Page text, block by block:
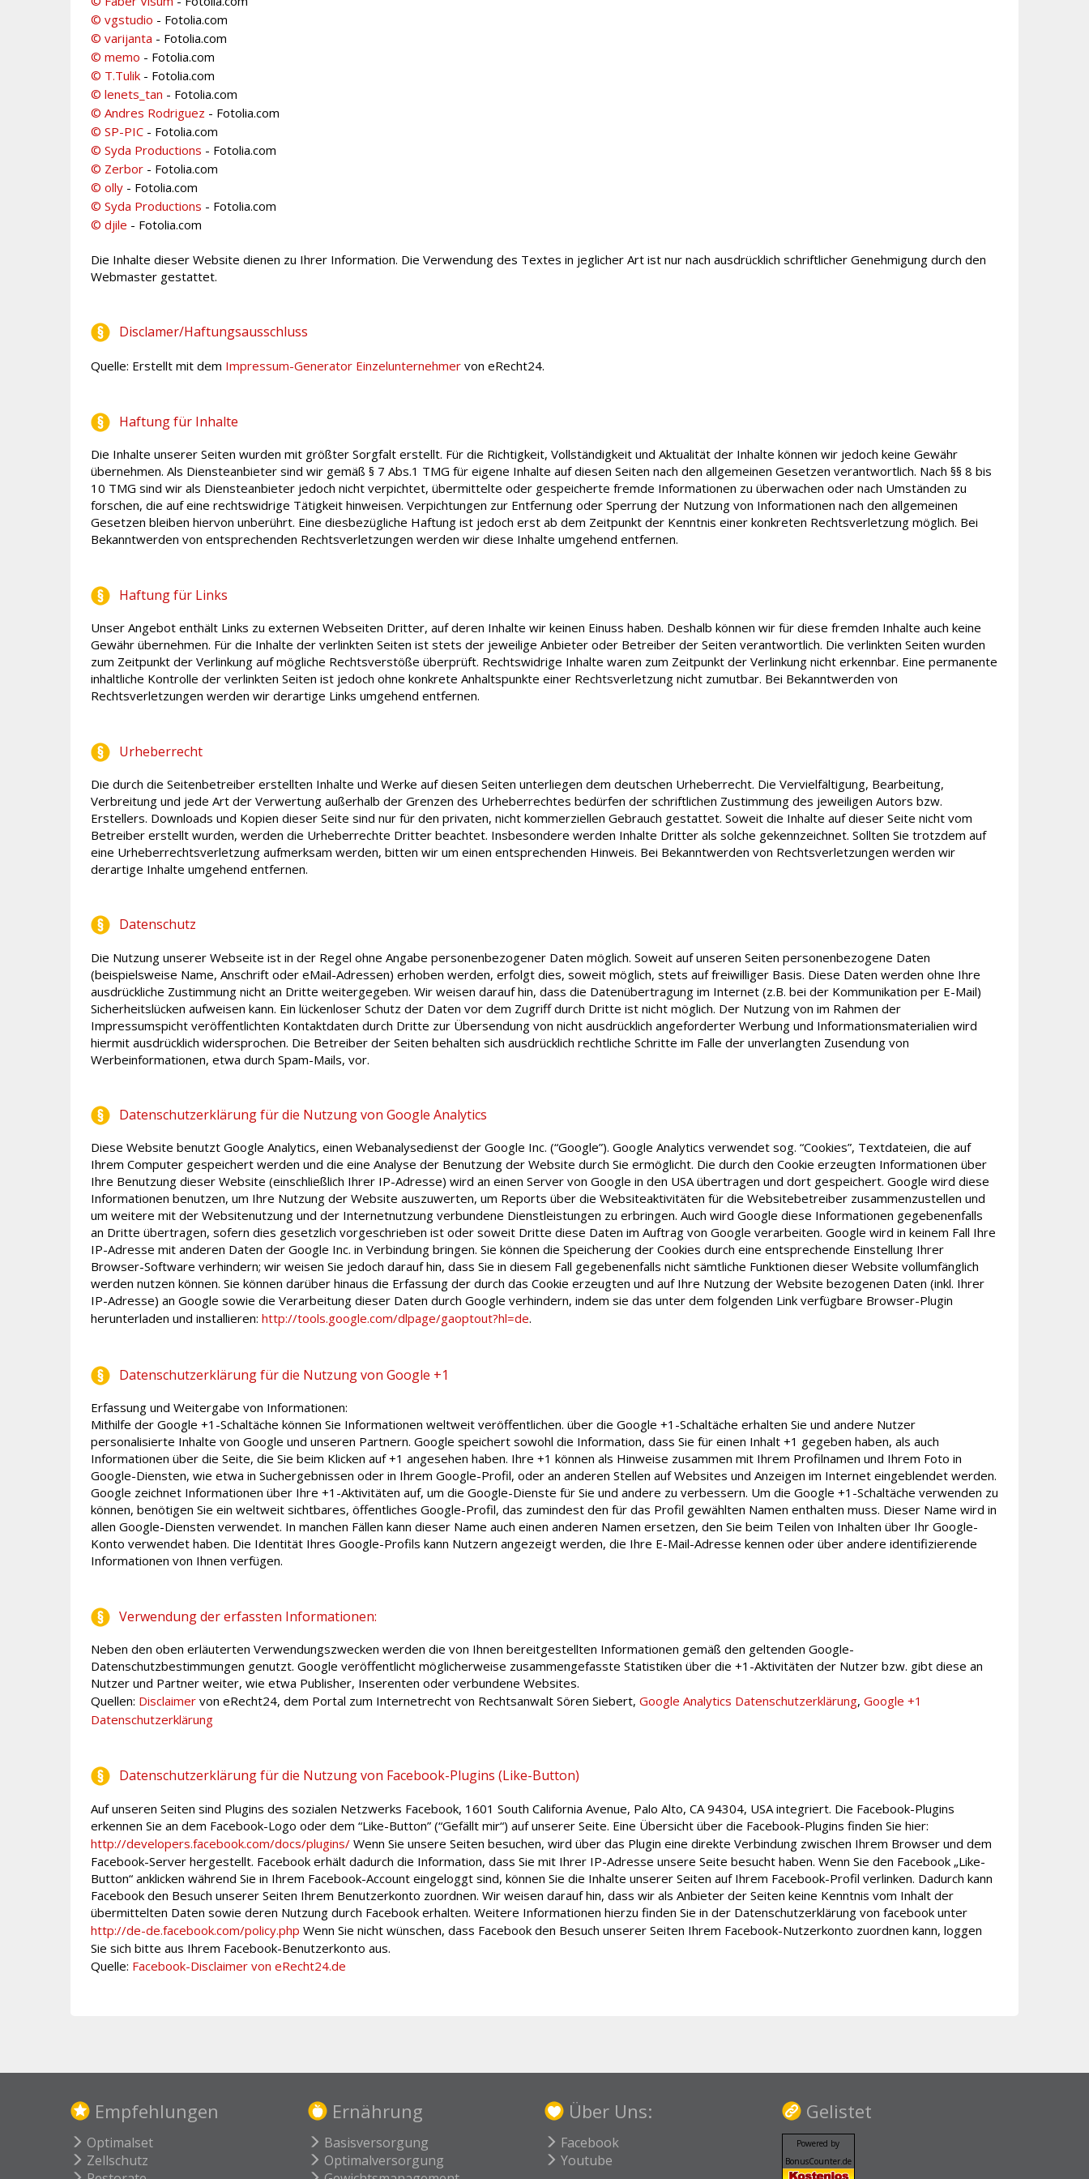
© vgstudio - Fotolia.com
© varijanta - Fotolia.com
© memo - Fotolia.com
© T.Tulik - Fotolia.com
© lenets_tan - Fotolia.com
© Andres Rodriguez - Fotolia.com
© SP-PIC - Fotolia.com
© Syda Productions - Fotolia.com
© Zerbor - Fotolia.com
© olly - Fotolia.com
© Syda Productions - Fotolia.com
© djile - Fotolia.com
Die Inhalte dieser Website dienen zu Ihrer Information. Die Verwendung des Textes in jeglicher Art ist nur nach ausdrücklich schriftlicher Genehmigung durch den
Webmaster gestattet.
Disclamer/Haftungsausschluss
Quelle: Erstellt mit dem Impressum-Generator Einzelunternehmer von eRecht24.
Haftung für Inhalte
Die Inhalte unserer Seiten wurden mit größter Sorgfalt erstellt. Für die Richtigkeit, Vollständigkeit und Aktualität der Inhalte können wir jedoch keine Gewähr
übernehmen. Als Diensteanbieter sind wir gemäß § 7 Abs.1 TMG für eigene Inhalte auf diesen Seiten nach den allgemeinen Gesetzen verantwortlich. Nach §§ 8 bis
10 TMG sind wir als Diensteanbieter jedoch nicht verpflichtet, übermittelte oder gespeicherte fremde Informationen zu überwachen oder nach Umständen zu
forschen, die auf eine rechtswidrige Tätigkeit hinweisen. Verpflichtungen zur Entfernung oder Sperrung der Nutzung von Informationen nach den allgemeinen
Gesetzen bleiben hiervon unberührt. Eine diesbezügliche Haftung ist jedoch erst ab dem Zeitpunkt der Kenntnis einer konkreten Rechtsverletzung möglich. Bei
Bekanntwerden von entsprechenden Rechtsverletzungen werden wir diese Inhalte umgehend entfernen.
Haftung für Links
Unser Angebot enthält Links zu externen Webseiten Dritter, auf deren Inhalte wir keinen Einfluss haben. Deshalb können wir für diese fremden Inhalte auch keine
Gewähr übernehmen. Für die Inhalte der verlinkten Seiten ist stets der jeweilige Anbieter oder Betreiber der Seiten verantwortlich. Die verlinkten Seiten wurden
zum Zeitpunkt der Verlinkung auf mögliche Rechtsverstöße überprüft. Rechtswidrige Inhalte waren zum Zeitpunkt der Verlinkung nicht erkennbar. Eine permanente
inhaltliche Kontrolle der verlinkten Seiten ist jedoch ohne konkrete Anhaltspunkte einer Rechtsverletzung nicht zumutbar. Bei Bekanntwerden von
Rechtsverletzungen werden wir derartige Links umgehend entfernen.
Urheberrecht
Die durch die Seitenbetreiber erstellten Inhalte und Werke auf diesen Seiten unterliegen dem deutschen Urheberrecht. Die Vervielfältigung, Bearbeitung,
Verbreitung und jede Art der Verwertung außerhalb der Grenzen des Urheberrechtes bedürfen der schriftlichen Zustimmung des jeweiligen Autors bzw.
Erstellers. Downloads und Kopien dieser Seite sind nur für den privaten, nicht kommerziellen Gebrauch gestattet. Soweit die Inhalte auf dieser Seite nicht vom
Betreiber erstellt wurden, werden die Urheberrechte Dritter beachtet. Insbesondere werden Inhalte Dritter als solche gekennzeichnet. Sollten Sie trotzdem auf
eine Urheberrechtsverletzung aufmerksam werden, bitten wir um einen entsprechenden Hinweis. Bei Bekanntwerden von Rechtsverletzungen werden wir
derartige Inhalte umgehend entfernen.
Datenschutz
Die Nutzung unserer Webseite ist in der Regel ohne Angabe personenbezogener Daten möglich. Soweit auf unseren Seiten personenbezogene Daten
(beispielsweise Name, Anschrift oder eMail-Adressen) erhoben werden, erfolgt dies, soweit möglich, stets auf freiwilliger Basis. Diese Daten werden ohne Ihre
ausdrückliche Zustimmung nicht an Dritte weitergegeben. Wir weisen darauf hin, dass die Datenübertragung im Internet (z.B. bei der Kommunikation per E-Mail)
Sicherheitslücken aufweisen kann. Ein lückenloser Schutz der Daten vor dem Zugriff durch Dritte ist nicht möglich. Der Nutzung von im Rahmen der
Impressumspflicht veröffentlichten Kontaktdaten durch Dritte zur Übersendung von nicht ausdrücklich angeforderter Werbung und Informationsmaterialien wird
hiermit ausdrücklich widersprochen. Die Betreiber der Seiten behalten sich ausdrücklich rechtliche Schritte im Falle der unverlangten Zusendung von
Werbeinformationen, etwa durch Spam-Mails, vor.
Datenschutzerklärung für die Nutzung von Google Analytics
Diese Website benutzt Google Analytics, einen Webanalysedienst der Google Inc. (“Google”). Google Analytics verwendet sog. “Cookies”, Textdateien, die auf
Ihrem Computer gespeichert werden und die eine Analyse der Benutzung der Website durch Sie ermöglicht. Die durch den Cookie erzeugten Informationen über
Ihre Benutzung dieser Website (einschließlich Ihrer IP-Adresse) wird an einen Server von Google in den USA übertragen und dort gespeichert. Google wird diese
Informationen benutzen, um Ihre Nutzung der Website auszuwerten, um Reports über die Websiteaktivitäten für die Websitebetreiber zusammenzustellen und
um weitere mit der Websitenutzung und der Internetnutzung verbundene Dienstleistungen zu erbringen. Auch wird Google diese Informationen gegebenenfalls
an Dritte übertragen, sofern dies gesetzlich vorgeschrieben ist oder soweit Dritte diese Daten im Auftrag von Google verarbeiten. Google wird in keinem Fall Ihre
IP-Adresse mit anderen Daten der Google Inc. in Verbindung bringen. Sie können die Speicherung der Cookies durch eine entsprechende Einstellung Ihrer
Browser-Software verhindern; wir weisen Sie jedoch darauf hin, dass Sie in diesem Fall gegebenenfalls nicht sämtliche Funktionen dieser Website vollumfänglich
werden nutzen können. Sie können darüber hinaus die Erfassung der durch das Cookie erzeugten und auf Ihre Nutzung der Website bezogenen Daten (inkl. Ihrer
IP-Adresse) an Google sowie die Verarbeitung dieser Daten durch Google verhindern, indem sie das unter dem folgenden Link verfügbare Browser-Plugin
herunterladen und installieren: http://tools.google.com/dlpage/gaoptout?hl=de.
Datenschutzerklärung für die Nutzung von Google +1
Erfassung und Weitergabe von Informationen:
Mithilfe der Google +1-Schaltfläche können Sie Informationen weltweit veröffentlichen. über die Google +1-Schaltfläche erhalten Sie und andere Nutzer
personalisierte Inhalte von Google und unseren Partnern. Google speichert sowohl die Information, dass Sie für einen Inhalt +1 gegeben haben, als auch
Informationen über die Seite, die Sie beim Klicken auf +1 angesehen haben. Ihre +1 können als Hinweise zusammen mit Ihrem Profilnamen und Ihrem Foto in
Google-Diensten, wie etwa in Suchergebnissen oder in Ihrem Google-Profil, oder an anderen Stellen auf Websites und Anzeigen im Internet eingeblendet werden.
Google zeichnet Informationen über Ihre +1-Aktivitäten auf, um die Google-Dienste für Sie und andere zu verbessern. Um die Google +1-Schaltfläche verwenden zu
können, benötigen Sie ein weltweit sichtbares, öffentliches Google-Profil, das zumindest den für das Profil gewählten Namen enthalten muss. Dieser Name wird in
allen Google-Diensten verwendet. In manchen Fällen kann dieser Name auch einen anderen Namen ersetzen, den Sie beim Teilen von Inhalten über Ihr Google-
Konto verwendet haben. Die Identität Ihres Google-Profils kann Nutzern angezeigt werden, die Ihre E-Mail-Adresse kennen oder über andere identifizierende
Informationen von Ihnen verfügen.
Verwendung der erfassten Informationen:
Neben den oben erläuterten Verwendungszwecken werden die von Ihnen bereitgestellten Informationen gemäß den geltenden Google-
Datenschutzbestimmungen genutzt. Google veröffentlicht möglicherweise zusammengefasste Statistiken über die +1-Aktivitäten der Nutzer bzw. gibt diese an
Nutzer und Partner weiter, wie etwa Publisher, Inserenten oder verbundene Websites.
Quellen: Disclaimer von eRecht24, dem Portal zum Internetrecht von Rechtsanwalt Sören Siebert, Google Analytics Datenschutzerklärung, Google +1
Datenschutzerklärung
Datenschutzerklärung für die Nutzung von Facebook-Plugins (Like-Button)
Auf unseren Seiten sind Plugins des sozialen Netzwerks Facebook, 1601 South California Avenue, Palo Alto, CA 94304, USA integriert. Die Facebook-Plugins
erkennen Sie an dem Facebook-Logo oder dem “Like-Button” (“Gefällt mir“) auf unserer Seite. Eine Übersicht über die Facebook-Plugins finden Sie hier:
http://developers.facebook.com/docs/plugins/ Wenn Sie unsere Seiten besuchen, wird über das Plugin eine direkte Verbindung zwischen Ihrem Browser und dem
Facebook-Server hergestellt. Facebook erhält dadurch die Information, dass Sie mit Ihrer IP-Adresse unsere Seite besucht haben. Wenn Sie den Facebook „Like-
Button“ anklicken während Sie in Ihrem Facebook-Account eingeloggt sind, können Sie die Inhalte unserer Seiten auf Ihrem Facebook-Profil verlinken. Dadurch kann
Facebook den Besuch unserer Seiten Ihrem Benutzerkonto zuordnen. Wir weisen darauf hin, dass wir als Anbieter der Seiten keine Kenntnis vom Inhalt der
übermittelten Daten sowie deren Nutzung durch Facebook erhalten. Weitere Informationen hierzu finden Sie in der Datenschutzerklärung von facebook unter
http://de-de.facebook.com/policy.php Wenn Sie nicht wünschen, dass Facebook den Besuch unserer Seiten Ihrem Facebook-Nutzerkonto zuordnen kann, loggen
Sie sich bitte aus Ihrem Facebook-Benutzerkonto aus.
Quelle: Facebook-Disclaimer von eRecht24.de
Empfehlungen
Optimalset
Zellschutz
Ernährung
Basisversorgung
Optimalversorgung
Über Uns:
Facebook
Youtube
Gelistet
Powered by
BonusCounter.de